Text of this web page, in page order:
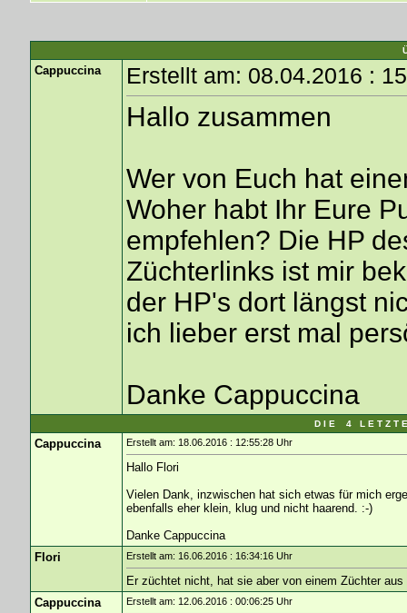
Cappuccina Erstellt am: 08.04.2016 :
Hallo zusammen
Wer von Euch hat
Woher habt Ihr Eure
empfehlen? Die HP
Züchterlinks ist mir
der HP's dort längst
ich lieber erst mal
Danke Cappuccina
D I E 4 L E T Z T
Cappuccina Erstellt am: 18.06.2016 : 12:55:28 Uhr
Hallo Flori
Vielen Dank, inzwischen hat sich etwas für mich
ebenfalls eher klein, klug und nicht haarend. :-)
Danke Cappuccina
Flori
Erstellt am: 16.06.2016 : 16:34:16 Uhr
Er züchtet nicht, hat sie aber von einem Züchter
Cappuccina
Erstellt am: 12.06.2016 : 00:06:25 Uhr